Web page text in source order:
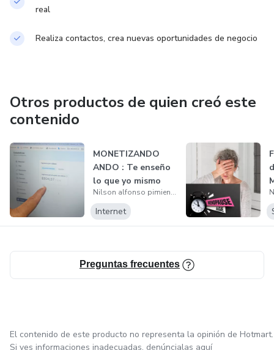
real
Realiza contactos, crea nuevas oportunidades de negocio
Otros productos de quien creó este
contenido
MONETIZANDO
ANDO : Te enseño
lo que yo mismo
hago para gener...Nilson alfonso pimienta rodriguez
Internet
Preguntas frecuentes
El contenido de este producto no representa la opinión de Hotmart.
Si ves informaciones inadecuadas, denúncialas aquí